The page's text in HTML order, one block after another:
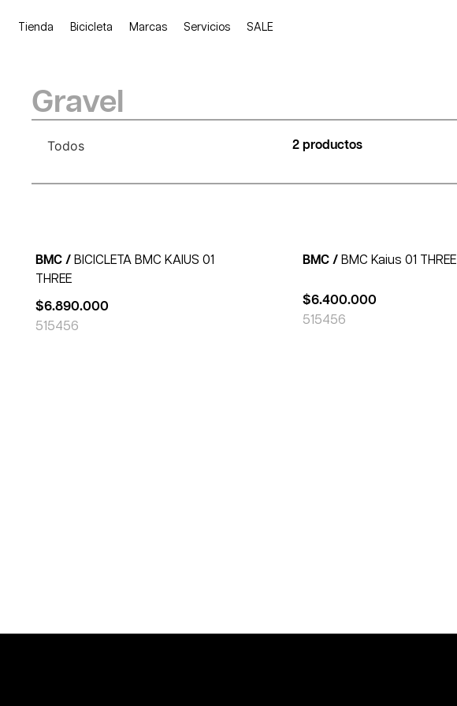
Tienda Bicicleta Marcas Servicios SALE
Gravel
Todos 2 productos
BMC / BICICLETA BMC KAIUS 01
THREE
$6.890.000
515456
BMC / BMC Kaius 01 THREE
$6.400.000
515456